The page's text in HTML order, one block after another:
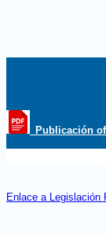
_Publicación
Enlace a Legislación